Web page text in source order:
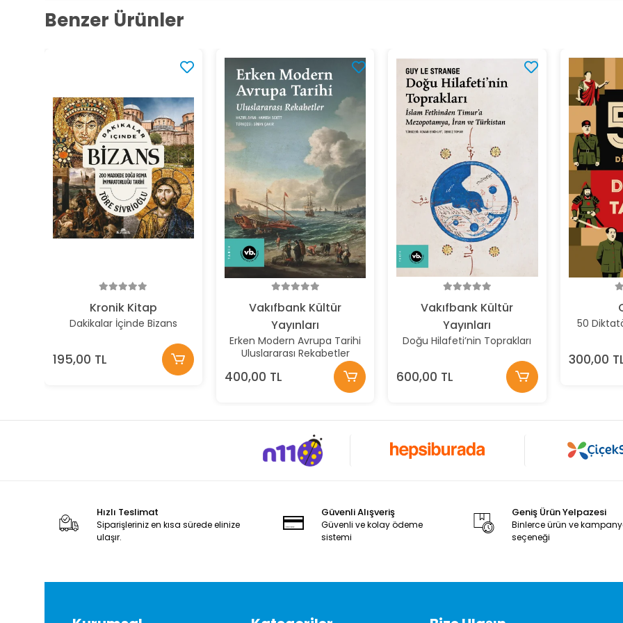
Benzer Ürünler
Kronik Kitap
Dakikalar İçinde Bizans
195,00 TL
Vakıfbank Kültür
Yayınları
Erken Modern Avrupa Tarihi
Uluslararası Rekabetler
400,00 TL
Vakıfbank Kültür
Yayınları
Doğu Hilafeti’nin Toprakları
600,00 TL
50
300,00
Hızlı Teslimat
Siparişleriniz en kısa sürede elinize
ulaşır.
Güvenli Alışveriş
Güvenli ve kolay ödeme
sistemi
Geniş Ürün Yelpazesi
Binlerce ürün ve
seçeneği